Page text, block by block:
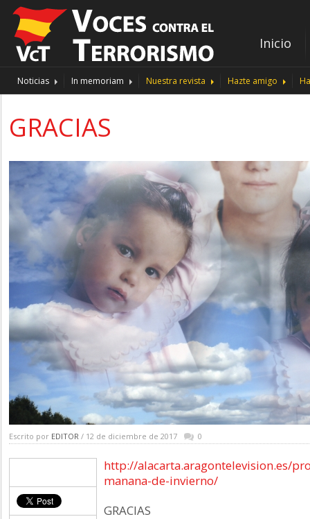
Inicio
Noticias In memoriam Nuestra revista Hazte amigo
GRACIAS
Escrito por EDITOR / 12 de diciembre de 2017 0
http://alacarta.aragontelevision.es/
manana-de-invierno/
GRACIAS